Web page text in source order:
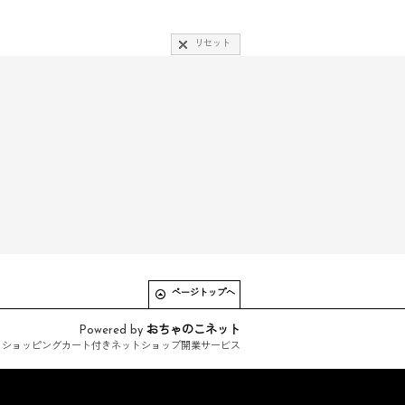
リセット
ページトップへ
Powered by おちゃのこネット
ョッピングカート付きネットショップ開業サービス